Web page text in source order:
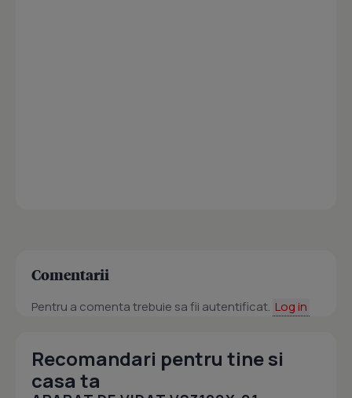
Comentarii
Pentru a comenta trebuie sa fii autentificat. Log in
Recomandari pentru tine si
casa ta